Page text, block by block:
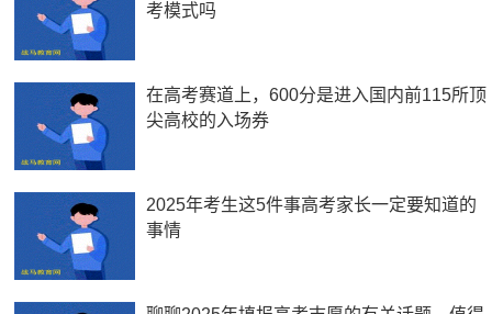
考模式吗
在高考赛道上，600分是进入国内前115所顶
尖高校的入场券
2025年考生这5件事高考家长一定要知道的
事情